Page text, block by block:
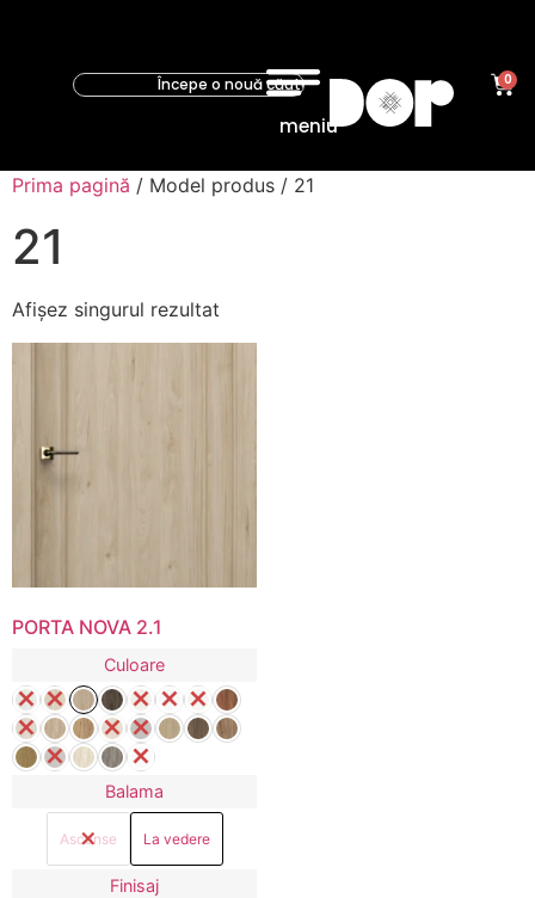
meniu
0
Prima pagină / Model produs / 21
21
Afișez singurul rezultat
PORTA NOVA 2.1
Culoare
Balama
Ascunse La vedere
Finisaj